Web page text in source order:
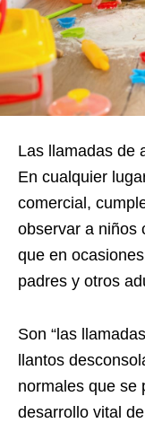
Las llamadas de
En cualquier
comercial,
observar a niños
que en
padres y otros
Son “las
llantos
normales que se
desarrollo vital